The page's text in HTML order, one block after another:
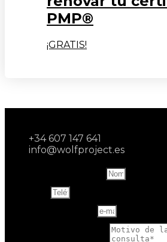
PMP®
¡GRATIS!
+34 607 147 641
info@wolfproject.es